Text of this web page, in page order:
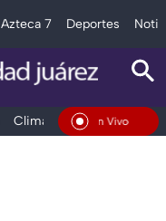
Azteca 7 Deportes
Clima Deportes
En Vivo